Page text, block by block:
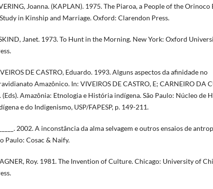
Joanna. (KAPLAN). 1975. The Piaroa, a People of the Orinoco
in Kinship and Marriage. Oxford: Clarendon Press.
Janet. 1973. To Hunt in the Morning. New York: Oxford
DE CASTRO, Eduardo. 1993. Alguns aspectos da afinidade no
Amazônico. In: VIVEIROS DE CASTRO, E; CARNEIRO DA
(Eds). Amazônia: Etnologia e História indígena. São Paulo: Núcleo de
e do Indigenismo, USP/FAPESP, p. 149-211.
2002. A inconstância da alma selvagem e outros ensaios de
Paulo: Cosac & Naify.
Roy. 1981. The Invention of Culture. Chicago: University of